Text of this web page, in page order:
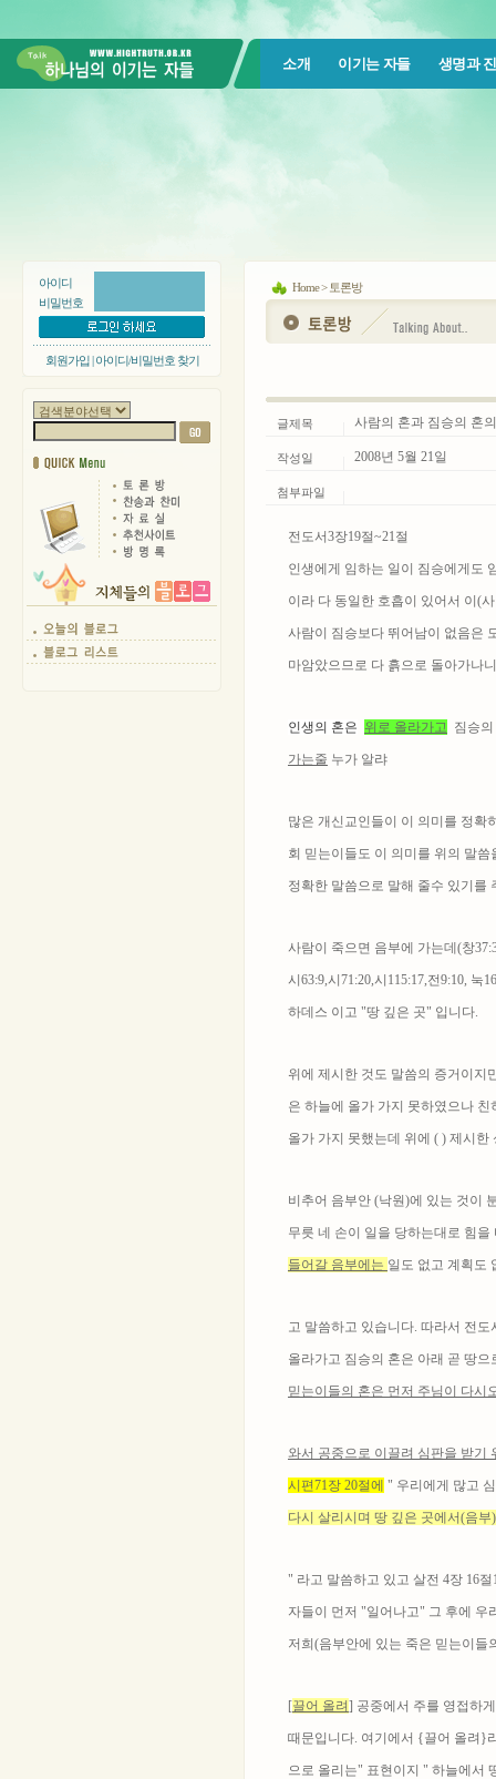
소개 이기는 자들 생명과
아이디
비밀번호
회원가입 |아이디/비밀번호 찾기
Home > 토론방
글제목 사람의 혼과 짐승의 혼
작성일 2008년 5월 21일
첨부파일
전도서3장19절~21절
인생에게 임하는 일이 짐승에게도
이라 다 동일한 호흡이 있어서 이(
사람이 짐승보다 뛰어남이 없음은
마암았으므로 다 흙으로 돌아가나
인생의 혼은 위로 올라가고 짐승
가는줄 누가 알랴
많은 개신교인들이 이 의미를 정확
회 믿는이들도 이 의미를 위의 말
정확한 말씀으로 말해 줄수 있기를
사람이 죽으면 음부에 가는데(창
시63:9,시71:20,시115:17,전9:10, 눅
하데스 이고 "땅 깊은 곳" 입니다.
위에 제시한 것도 말씀의 증거이지
은 하늘에 올가 가지 못하였으나
올가 가지 못했는데 위에 ( ) 제시
비추어 음부안 (낙원)에 있는 것
무릇 네 손이 일을 당하는대로 힘
들어갈 음부에는 일도 없고 계획도
고 말씀하고 있습니다. 따라서 전
올라가고 짐승의 혼은 아래 곧 땅
믿는이들의 혼은 먼저 주님이 다시
와서 공중으로 이끌려 심판을 받기
시편71장 20절에 " 우리에게 많고
다시 살리시며 땅 깊은 곳에서(음
" 라고 말씀하고 있고 살전 4장 16
자들이 먼저 "일어나고" 그 후에 우
저희(음부안에 있는 죽은 믿는이들
[끌어 올려] 공중에서 주를 영접하
때문입니다. 여기에서 {끌어 올려}
으로 올리는" 표현이지 " 하늘에서